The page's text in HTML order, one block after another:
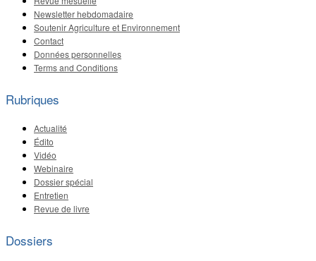
Newsletter hebdomadaire
Soutenir Agriculture et Environnement
Contact
Données personnelles
Terms and Conditions
Rubriques
Actualité
Édito
Vidéo
Webinaire
Dossier spécial
Entretien
Revue de livre
Dossiers